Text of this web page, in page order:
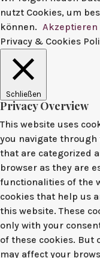
nutzt Cookies, um
können. Akzeptieren
Privacy & Cookies
Schließen
Privacy Overview
This website uses
you navigate through
that are categorized
browser as they are
functionalities of the
cookies that help us
this website. These
only with your
of these cookies. But
may affect your